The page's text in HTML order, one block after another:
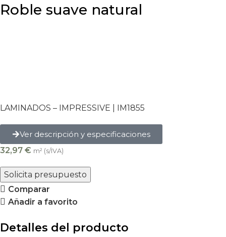
Roble suave natural
LAMINADOS – IMPRESSIVE | IM1855
Ver descripción y especificaciones
32,97 € m² (s/IVA)
Solicita presupuesto
Comparar
Añadir a favorito
Detalles del producto